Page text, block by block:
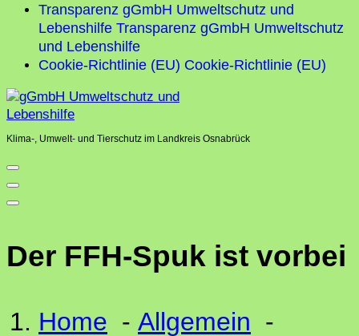
Transparenz gGmbH Umweltschutz und
Lebenshilfe Transparenz gGmbH Umweltschutz
und Lebenshilfe
Cookie-Richtlinie (EU) Cookie-Richtlinie (EU)
Klima-, Umwelt- und Tierschutz im Landkreis Osnabrück
Der FFH-Spuk ist vorbei
Home - Allgemein -